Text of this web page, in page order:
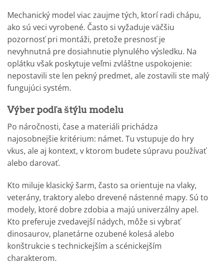
Mechanický model viac zaujme tých, ktorí radi chápu,
ako sú veci vyrobené. Často si vyžaduje väčšiu
pozornosť pri montáži, pretože presnosť je
nevyhnutná pre dosiahnutie plynulého výsledku. Na
oplátku však poskytuje veľmi zvláštne uspokojenie:
nepostavili ste len pekný predmet, ale zostavili ste malý
fungujúci systém.
Výber podľa štýlu modelu
Po náročnosti, čase a materiáli prichádza
najosobnejšie kritérium: námet. Tu vstupuje do hry
vkus, ale aj kontext, v ktorom budete súpravu používať
alebo darovať.
Kto miluje klasický šarm, často sa orientuje na vlaky,
veterány, traktory alebo drevené nástenné mapy. Sú to
modely, ktoré dobre zdobia a majú univerzálny apel.
Kto preferuje zvedavejší nádych, môže si vybrať
dinosaurov, planetárne ozubené kolesá alebo
konštrukcie s technickejším a scénickejším
charakterom.